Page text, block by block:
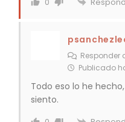
Responder
Publicado
Todo eso lo he
siento.